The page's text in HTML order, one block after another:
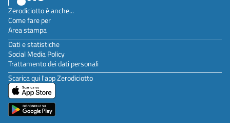
Zerodiciotto è anche...
Come fare per
Area stampa
Dati e statistiche
Social Media Policy
Trattamento dei dati personali
Scarica qui l'app Zerodiciotto